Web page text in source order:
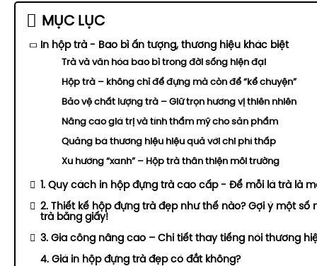
MỤC LỤC
In hộp trà - Bao bì ấn tượng, thương hiệu khác biệt
Trà và văn hóa bao bì trong đời sống hiện đại
Hộp trà – không chỉ để đựng mà còn để “kể chuyện”
Bảo vệ chất lượng trà – Giữ trọn hương vị thiên nhiên
Nâng cao giá trị và tính thẩm mỹ cho sản phẩm
Quảng bá thương hiệu hiệu quả với chi phí thấp
Xu hướng “xanh” – Hộp trà thân thiện môi trường
1. Quy cách in hộp đựng trà cao cấp - Để mỗi lá trà là
2. Thiết kế hộp đựng trà đẹp như thế nào? Gợi ý một số
trà bằng giấy!
3. Gia công nâng cao – Chi tiết thay tiếng nói thương
4. Giá in hộp đựng trà đẹp có đắt không?